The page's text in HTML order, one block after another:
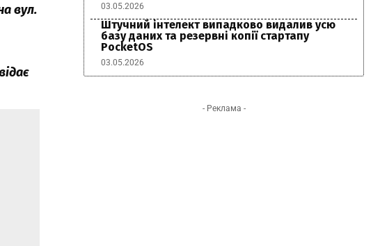
вул.
03.05.2026
Штучний інтелект випадково видалив усю
базу даних та резервні копії стартапу
PocketOS
03.05.2026
- Реклама -